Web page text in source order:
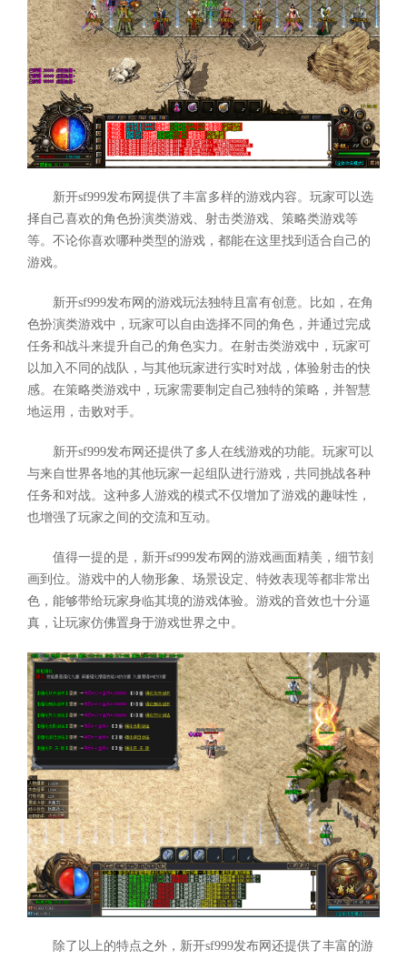
新开sf999发布网提供了丰富多样的游戏内容。玩家可以选
择自己喜欢的角色扮演类游戏、射击类游戏、策略类游戏等
等。不论你喜欢哪种类型的游戏，都能在这里找到适合自己的
游戏。
新开sf999发布网的游戏玩法独特且富有创意。比如，在角
色扮演类游戏中，玩家可以自由选择不同的角色，并通过完成
任务和战斗来提升自己的角色实力。在射击类游戏中，玩家可
以加入不同的战队，与其他玩家进行实时对战，体验射击的快
感。在策略类游戏中，玩家需要制定自己独特的策略，并智慧
地运用，击败对手。
新开sf999发布网还提供了多人在线游戏的功能。玩家可以
与来自世界各地的其他玩家一起组队进行游戏，共同挑战各种
任务和对战。这种多人游戏的模式不仅增加了游戏的趣味性，
也增强了玩家之间的交流和互动。
值得一提的是，新开sf999发布网的游戏画面精美，细节刻
画到位。游戏中的人物形象、场景设定、特效表现等都非常出
色，能够带给玩家身临其境的游戏体验。游戏的音效也十分逼
真，让玩家仿佛置身于游戏世界之中。
除了以上的特点之外，新开sf999发布网还提供了丰富的游